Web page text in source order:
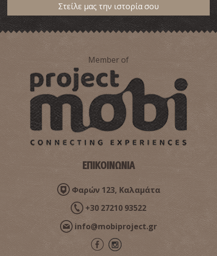
Κέντρο Υγείας Γαργαλιάνων
~8.7Km
Φαρμακείο Σταθόπουλου - Γαργαλιάνοι
Στείλε μας την ιστορία σου
Member of
ΕΠΙΚΟΙΝΩΝΙΑ
Φαρών 123, Καλαμάτα
+30 27210 93522
info@mobiproject.gr